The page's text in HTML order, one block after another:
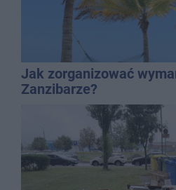
Jak zorganizować
Zanzibarze?